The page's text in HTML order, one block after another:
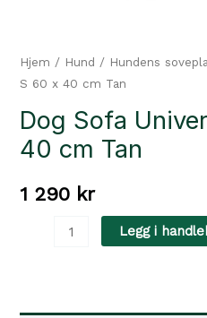
Hjem / Hund / Hundens
S 60 x 40 cm Tan
Dog Sofa
40 cm Tan
1 290 kr
Legg i